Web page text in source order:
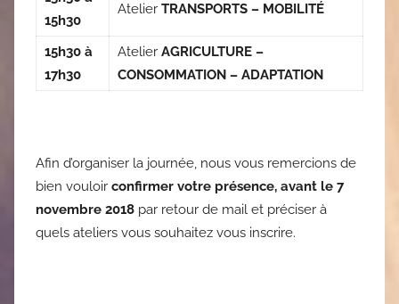
15h30
Atelier TRANSPORTS – MOBILITÉ
15h30 à
17h30
Atelier AGRICULTURE –
CONSOMMATION – ADAPTATION
Afin d’organiser la journée, nous vous remercions de
bien vouloir confirmer votre présence, avant le 7
novembre 2018 par retour de mail et préciser à
quels ateliers vous souhaitez vous inscrire.